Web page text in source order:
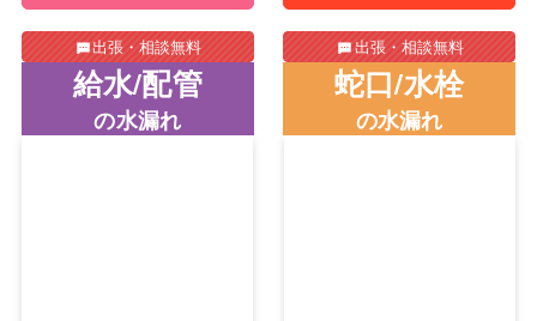
出張・相談無料 出張・相談無料
給水/配管
の水漏れ
蛇口/水栓
の水漏れ